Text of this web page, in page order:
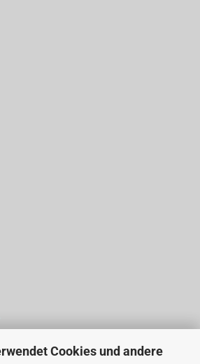
Cookies und andere